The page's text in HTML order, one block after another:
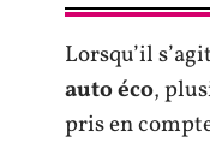
Lorsqu’il
auto éco,
pris en